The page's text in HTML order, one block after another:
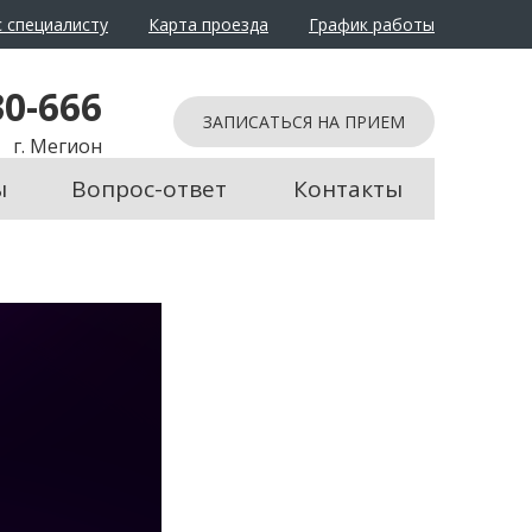
в обычный режим
Карта проезда График работы
ЗАПИСАТЬСЯ НА ПРИЕМ
666
г. Мегион
Вопрос-ответ Контакты